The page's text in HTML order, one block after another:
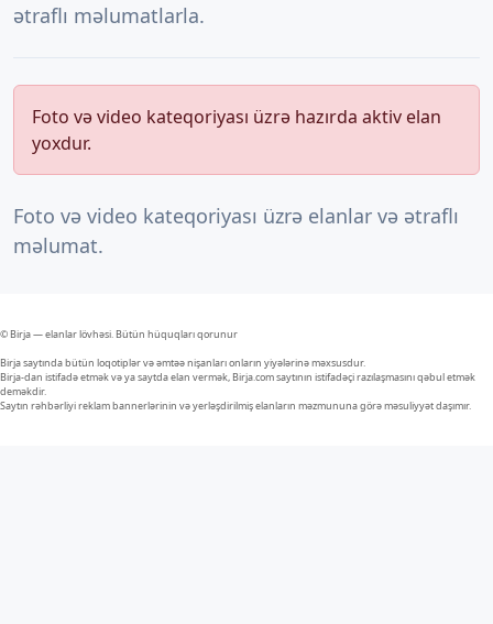
ətraflı məlumatlarla.
Foto və video kateqoriyası üzrə hazırda aktiv elan
yoxdur.
Foto və video kateqoriyası üzrə elanlar və ətraflı
məlumat.
© Birja — elanlar lövhəsi. Bütün hüquqları qorunur
Birja saytında bütün loqotiplər və əmtəə nişanları onların yiyələrinə məxsusdur.
Birja-dan istifadə etmək və ya saytda elan vermək, Birja.com saytının istifadəçi razılaşmasını qəbul etmək
deməkdir.
Saytın rəhbərliyi reklam bannerlərinin və yerləşdirilmiş elanların məzmununa görə məsuliyyət daşımır.